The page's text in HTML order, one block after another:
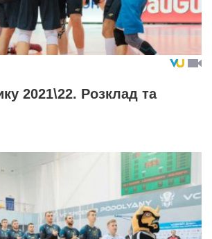
2021\22. Розклад та